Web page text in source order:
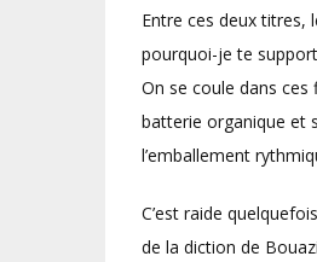
Entre ces deux titres,
pourquoi-je te
On se coule dans
batterie organique et
l’emballement
C’est raide
de la diction de